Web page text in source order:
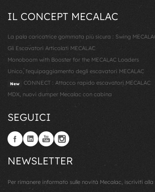
IL CONCEPT MECALAC
La pala caricatrice gommata più sicura : Swing
Gli Escavatori Articolati MECALAC
Monoboom with Booster for the MECALAC Loaders
Unico, l'equipaggiamento degli escavatori MECALAC
New
CONNECT : Attacco rapido escavatori MECALAC
MDX, nuovi dumper Mecalac con cabina
SEGUICI
NEWSLETTER
Per rimanere informato sulle novità Mecalac, iscriviti alla